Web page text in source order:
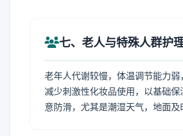
七、老人与特殊人群护
老年人代谢较慢，体温调节能力
减少刺激性化妆品使用，以基础
意防滑，尤其是潮湿天气，地面及